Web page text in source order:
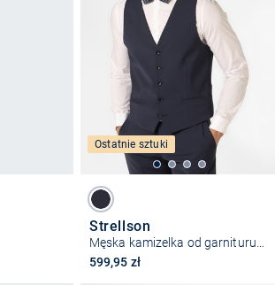
Ostatnie sztuki
Strellson
599,95 zł